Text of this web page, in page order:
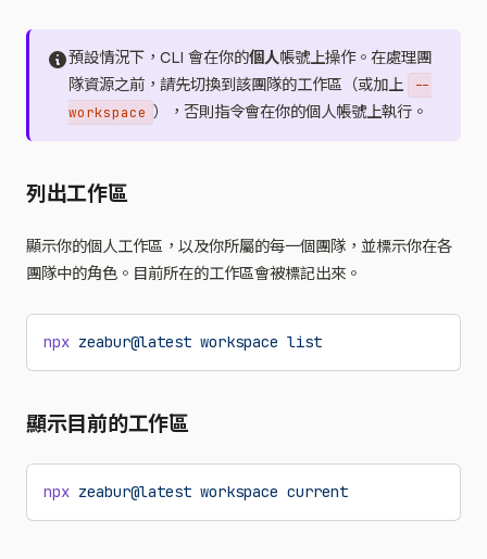
預設情況下，CLI 會在你的個人帳號上操作。在處理團
隊資源之前，請先切換到該團隊的工作區（或加上
--
workspace ），否則指令會在你的個人帳號上執行。
列出工作區
顯示你的個人工作區，以及你所屬的每一個團隊，並標示你在各
團隊中的角色。目前所在的工作區會被標記出來。
npx zeabur@latest workspace list
顯示目前的工作區
npx zeabur@latest workspace current